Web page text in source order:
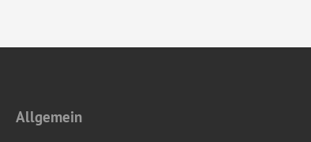
Allgemein